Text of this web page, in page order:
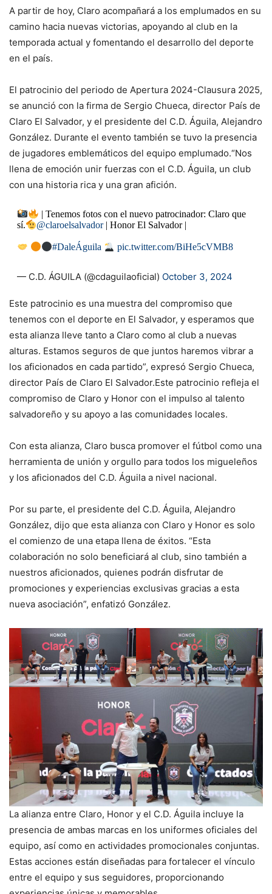
A partir de hoy, Claro acompañará a los emplumados en su
camino hacia nuevas victorias, apoyando al club en la
temporada actual y fomentando el desarrollo del deporte
en el país.
El patrocinio del periodo de Apertura 2024-Clausura 2025,
se anunció con la firma de Sergio Chueca, director País de
Claro El Salvador, y el presidente del C.D. Águila, Alejandro
González. Durante el evento también se tuvo la presencia
de jugadores emblemáticos del equipo emplumado.“Nos
llena de emoción unir fuerzas con el C.D. Águila, un club
con una historia rica y una gran afición.
| Tenemos fotos con el nuevo patrocinador: Claro que
sí.
@claroelsalvador| Honor El Salvador |
#DaleÁguila pic.twitter.com/BiHe5cVMB8
— C.D. ÁGUILA (@cdaguilaoficial) October 3, 2024
Este patrocinio es una muestra del compromiso que
tenemos con el deporte en El Salvador, y esperamos que
esta alianza lleve tanto a Claro como al club a nuevas
alturas. Estamos seguros de que juntos haremos vibrar a
los aficionados en cada partido”, expresó Sergio Chueca,
director País de Claro El Salvador.Este patrocinio refleja el
compromiso de Claro y Honor con el impulso al talento
salvadoreño y su apoyo a las comunidades locales.
Con esta alianza, Claro busca promover el fútbol como una
herramienta de unión y orgullo para todos los migueleños
y los aficionados del C.D. Águila a nivel nacional.
Por su parte, el presidente del C.D. Águila, Alejandro
González, dijo que esta alianza con Claro y Honor es solo
el comienzo de una etapa llena de éxitos. “Esta
colaboración no solo beneficiará al club, sino también a
nuestros aficionados, quienes podrán disfrutar de
promociones y experiencias exclusivas gracias a esta
nueva asociación”, enfatizó González.
La alianza entre Claro, Honor y el C.D. Águila incluye la
presencia de ambas marcas en los uniformes oficiales del
equipo, así como en actividades promocionales conjuntas.
Estas acciones están diseñadas para fortalecer el vínculo
entre el equipo y sus seguidores, proporcionando